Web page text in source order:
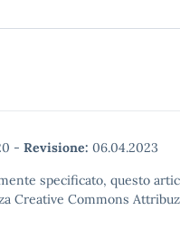
- Revisione: 06.04.2023
specificato, questo
Creative Commons